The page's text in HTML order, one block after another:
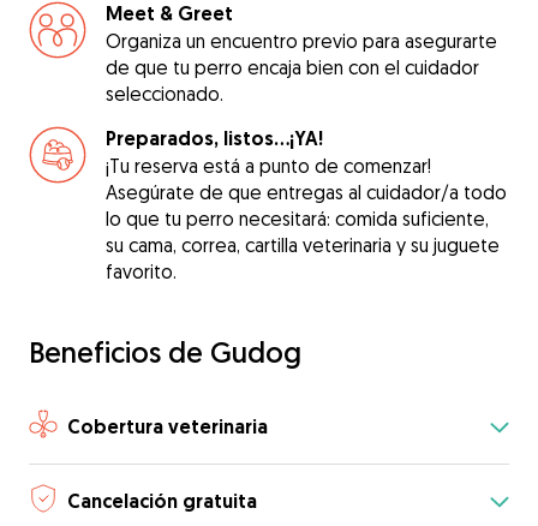
Meet & Greet
Organiza un encuentro previo para asegurarte
de que tu perro encaja bien con el cuidador
seleccionado.
Preparados, listos...¡YA!
¡Tu reserva está a punto de comenzar!
Asegúrate de que entregas al cuidador/a todo
lo que tu perro necesitará: comida suficiente,
su cama, correa, cartilla veterinaria y su juguete
favorito.
Beneficios de Gudog
Cobertura veterinaria
Cancelación gratuita